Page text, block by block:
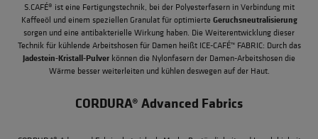
S.CAFÉ® ist eine Fertigungstechnik, bei der Polyesterfasern in Verbindung mit
Kaffeeöl und einem speziellen Granulat für optimierte Geruchsneutralisierung
sorgen und eine antibakterielle Wirkung haben. Die Weiterentwicklung dieser
Technik für kühlende Arbeitshosen für Damen heißt ICE-CAFÉ™ FABRIC: Durch das
Jadestein-Kristall-Pulver können die Nylonfasern der Damen-Arbeitshosen die
Wärme besser weiterleiten und kühlen deswegen auf der Haut.
CORDURA® Advanced Fabrics